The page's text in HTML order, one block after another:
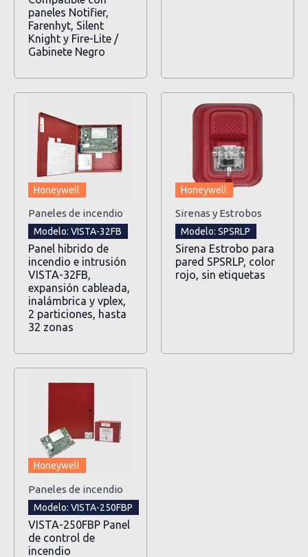
paneles Notifier,
Farenhyt, Silent
Knight y Fire-Lite /
Gabinete Negro
Honeywell
Paneles de incendio
Modelo: VISTA-32FB
Panel hibrido de
incendio e intrusión
VISTA-32FB,
expansión cableada,
inalámbrica y vplex,
2 particiones, hasta
32 zonas
Honeywell
Sirenas y Estrobos
Modelo: SPSRLP
Sirena Estrobo para
pared SPSRLP, color
rojo, sin etiquetas
Honeywell
Paneles de incendio
Modelo: VISTA-250FBP
VISTA-250FBP Panel
de control de
incendio